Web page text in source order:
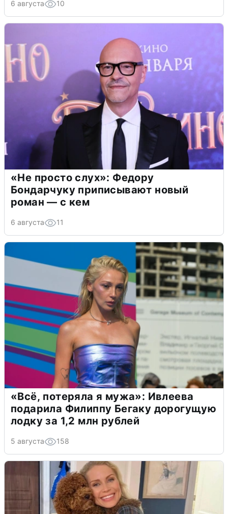
6 августа 10
«Не просто слух»: Федору
Бондарчуку приписывают новый
роман — с кем
6 августа 11
«Всё, потеряла я мужа»: Ивлеева
подарила Филиппу Бегаку дорогущую
лодку за 1,2 млн рублей
5 августа 158